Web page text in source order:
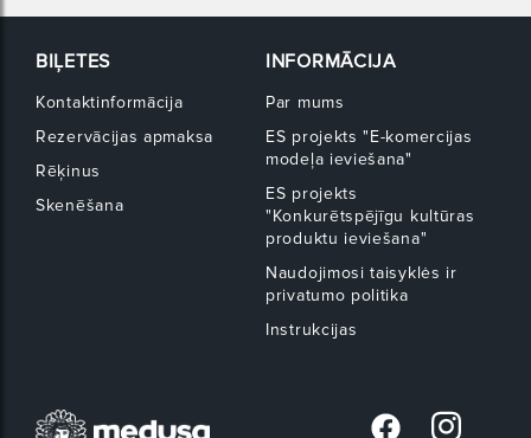
BIĻETES
Kontaktinformācija
Rezervācijas apmaksa
Rēķinus
Skenēšana
INFORMĀCIJA
Par mums
ES projekts "E-komercijas
modeļa ieviešana"
ES projekts
"Konkurētspējīgu kultūras
produktu ieviešana"
Naudojimosi taisyklės ir
privatumo politika
Instrukcijas